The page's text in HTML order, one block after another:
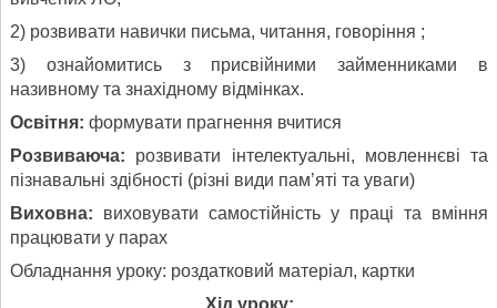
2) розвивати навички письма, читання, говоріння ;
3) ознайомитись з присвійними займенниками в
називному та знахідному відмінках.
Освітня: формувати прагнення вчитися
Розвиваюча: розвивати інтелектуальні, мовленнєві та
пізнавальні здібності (різні види пам’яті та уваги)
Виховна: виховувати самостійність у праці та вміння
працювати у парах
Обладнання уроку: роздатковий матеріал, картки
Хід уроку: